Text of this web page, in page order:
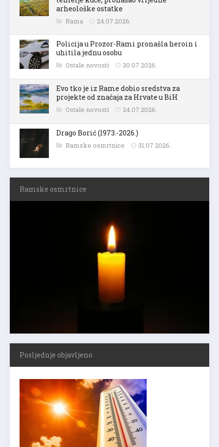
arheološke ostatke
Rama 24.07.2026.
Policija u Prozor-Rami pronašla heroin i
uhitila jednu osobu
Ostale novosti 30.07.2026.
Evo tko je iz Rame dobio sredstva za
projekte od značaja za Hrvate u BiH
Ostale novosti 24.07.2026.
Drago Borić (1973.-2026.)
Ramske osmrtnice 31.07.2026.
Ramske osmrtnice
Posljednje objavljeno